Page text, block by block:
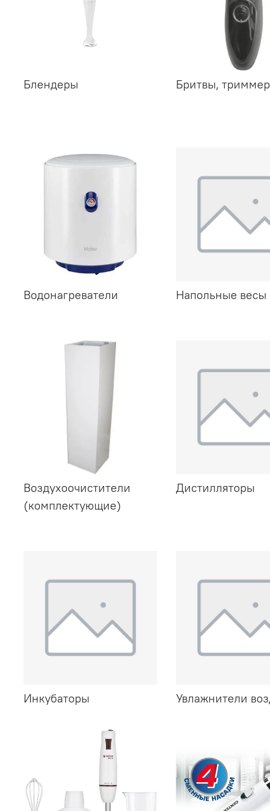
Блендеры Бритвы,
Водонагреватели Напольные весы
Воздухоочистители
(комплектующие)
Дистилляторы
Инкубаторы Увлажнители